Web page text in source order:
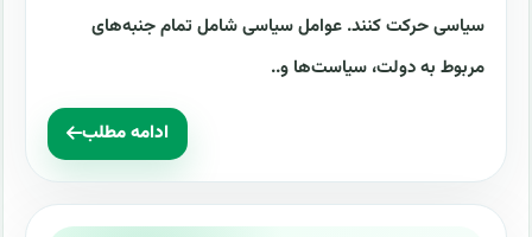
سیاسی حرکت کنند. عوامل سیاسی شامل تمام جنبه‌های
مربوط به دولت، سیاست‌ها و..
ادامه مطلب